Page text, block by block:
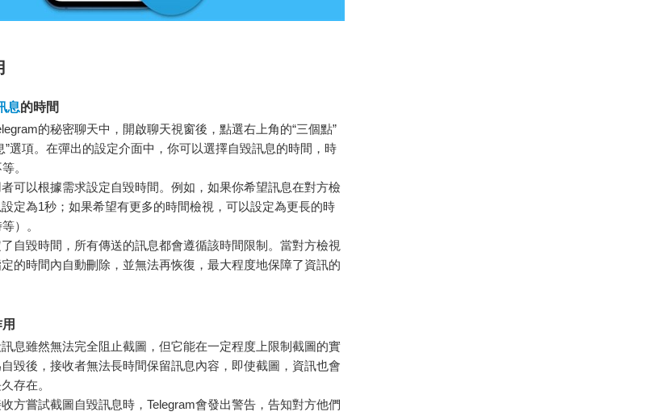
息的時間
的秘密聊天中，開啟聊天視窗後，點選右上角的“三個點”
”選項。在彈出的設定介面中，你可以選擇自毀訊息的時間，時
。
者可以根據需求設定自毀時間。例如，如果你希望訊息在對方檢
定為1秒；如果希望有更多的時間檢視，可以設定為更長的時
）。
了自毀時間，所有傳送的訊息都會遵循該時間限制。當對方檢視
的時間內自動刪除，並無法再恢復，最大程度地保障了資訊的
訊息雖然無法完全阻止截圖，但它能在一定程度上限制截圖的實
毀後，接收者無法長時間保留訊息內容，即使截圖，資訊也會
存在。
收方嘗試截圖自毀訊息時，Telegram會發出警告，告知對方他們